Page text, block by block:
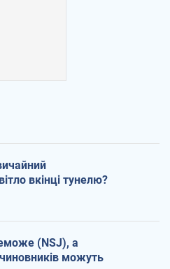
вкінці тунелю?
(NSJ), а
можуть